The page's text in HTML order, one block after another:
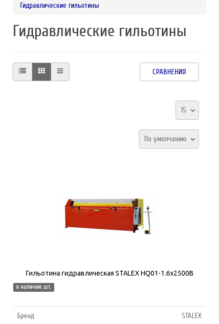
Гидравлические гильотины
Гидравлические гильотины
СРАВНЕНИЯ
15
По умолчанию
Гильотина гидравлическая STALEX HQ01-1.6x2500B
в наличии: шт.
Бренд STALEX